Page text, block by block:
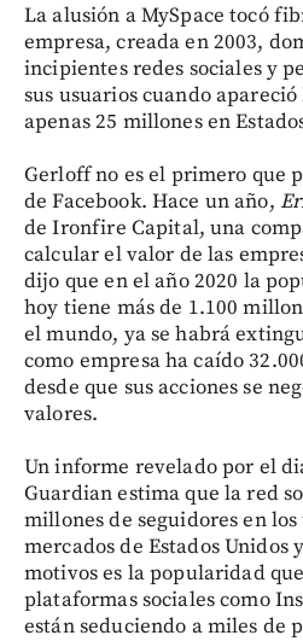
La alusión a MySpace tocó
empresa, creada en 2003,
incipientes redes sociales y
sus usuarios cuando
apenas 25 millones en
Gerloff no es el primero que
de Facebook. Hace un año,
de Ironfire Capital, una
calcular el valor de las
dijo que en el año 2020 la
hoy tiene más de 1.100
el mundo, ya se habrá
como empresa ha caído
desde que sus acciones se
valores.
Un informe revelado por el
Guardian estima que la red
millones de seguidores en
mercados de Estados Unidos
motivos es la popularidad
plataformas sociales como
están seduciendo a miles de